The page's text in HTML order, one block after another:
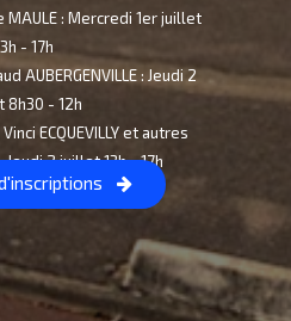
: Mercredi 1er juillet
- 17h
AUBERGENVILLE : Jeudi 2
8h30 - 12h
ECQUEVILLY et autres
2 juillet 13h - 17h